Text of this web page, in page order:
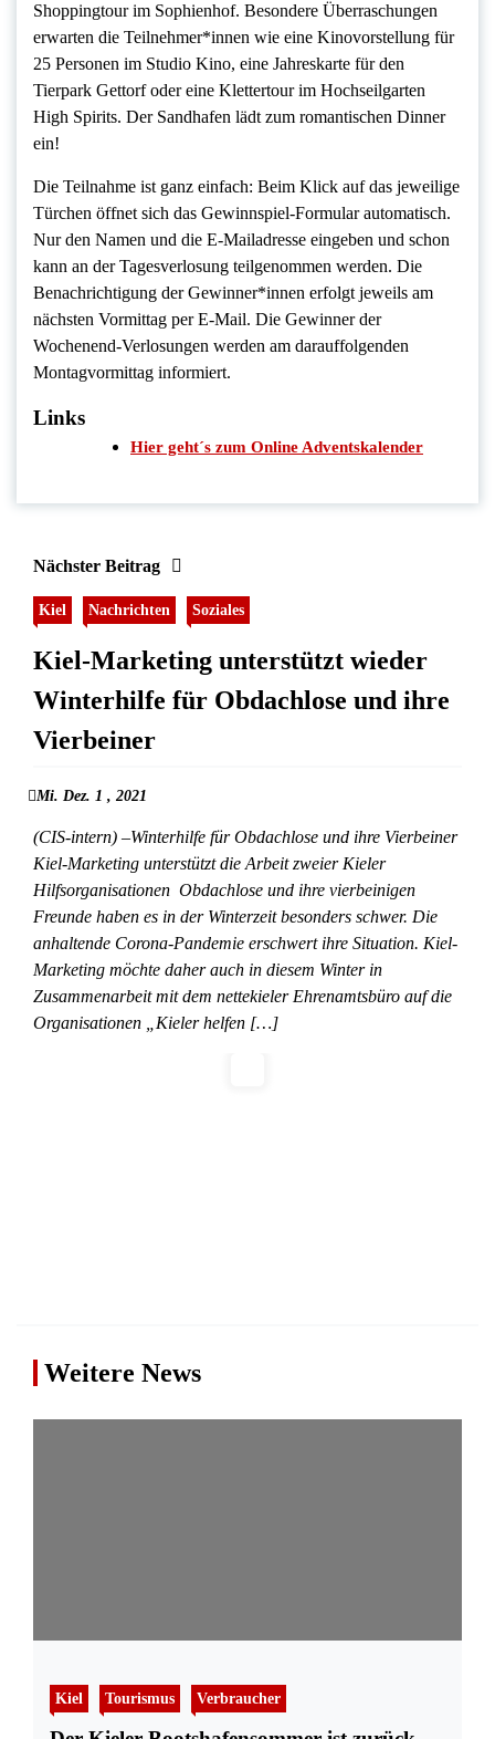
Shoppingtour im Sophienhof. Besondere Überraschungen
erwarten die Teilnehmer*innen wie eine Kinovorstellung für
25 Personen im Studio Kino, eine Jahreskarte für den
Tierpark Gettorf oder eine Klettertour im Hochseilgarten
High Spirits. Der Sandhafen lädt zum romantischen Dinner
ein!
Die Teilnahme ist ganz einfach: Beim Klick auf das jeweilige
Türchen öffnet sich das Gewinnspiel-Formular automatisch.
Nur den Namen und die E-Mailadresse eingeben und schon
kann an der Tagesverlosung teilgenommen werden. Die
Benachrichtigung der Gewinner*innen erfolgt jeweils am
nächsten Vormittag per E-Mail. Die Gewinner der
Wochenend-Verlosungen werden am darauffolgenden
Montagvormittag informiert.
Links
Hier geht´s zum Online Adventskalender
Nächster Beitrag
Kiel Nachrichten Soziales
Kiel-Marketing unterstützt wieder
Winterhilfe für Obdachlose und ihre
Vierbeiner
Mi. Dez. 1 , 2021
(CIS-intern) –Winterhilfe für Obdachlose und ihre Vierbeiner
Kiel-Marketing unterstützt die Arbeit zweier Kieler
Hilfsorganisationen Obdachlose und ihre vierbeinigen
Freunde haben es in der Winterzeit besonders schwer. Die
anhaltende Corona-Pandemie erschwert ihre Situation. Kiel-
Marketing möchte daher auch in diesem Winter in
Zusammenarbeit mit dem nettekieler Ehrenamtsbüro auf die
Organisationen „Kieler helfen […]
Weitere News
Kiel Tourismus Verbraucher